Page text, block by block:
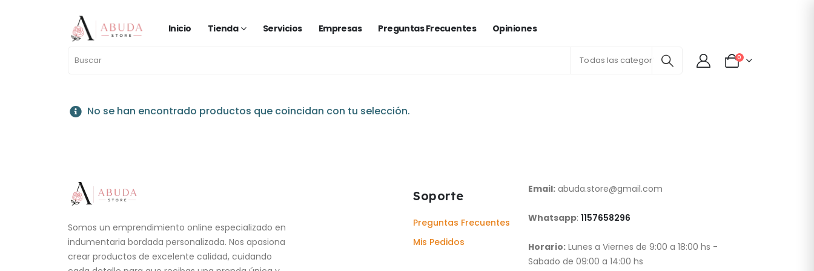
Inicio Tienda Servicios Empresas Preguntas Frecuentes Opiniones
Todas las categorías 0
No se han encontrado productos que coincidan con tu selección.
Somos un emprendimiento online especializado en
indumentaria bordada personalizada. Nos apasiona
crear productos de excelente calidad, cuidando
Soporte
Preguntas Frecuentes
Mis Pedidos
Email: abuda.store@gmail.com
Whatsapp: 1157658296
Horario: Lunes a Viernes de 9:00 a 18:00 hs -
Sabado de 09:00 a 14:00 hs